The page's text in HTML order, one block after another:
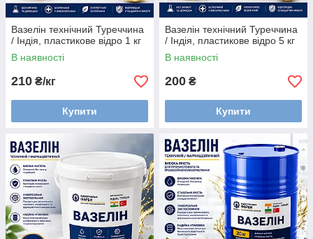
Вазелін технічний Туреччина
/ Індія, пластикове відро 1 кг
В наявності
210 ₴/кг
Купити
Вазелін технічний Туреччина
/ Індія, пластикове відро 5 кг
В наявності
200 ₴
Купити